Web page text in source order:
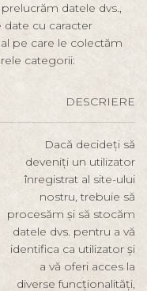
datele dvs.,
cu caracter
pe care le colectăm
categorii:
DESCRIERE
Dacă decideți să
deveniți un utilizator
înregistrat al site-ului
nostru, trebuie să
procesăm și să stocăm
datele dvs. pentru a vă
identifica ca utilizator și
a vă oferi acces la
diverse funcționalități,